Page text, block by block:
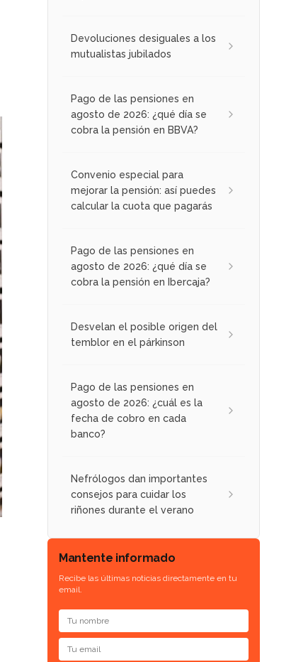
Devoluciones desiguales a los
mutualistas jubilados
Pago de las pensiones en
agosto de 2026: ¿qué día se
cobra la pensión en BBVA?
Convenio especial para
mejorar la pensión: así puedes
calcular la cuota que pagarás
Pago de las pensiones en
agosto de 2026: ¿qué día se
cobra la pensión en Ibercaja?
Desvelan el posible origen del
temblor en el párkinson
Pago de las pensiones en
agosto de 2026: ¿cuál es la
fecha de cobro en cada
banco?
Nefrólogos dan importantes
consejos para cuidar los
riñones durante el verano
Mantente informado
Recibe las últimas noticias directamente en tu
email.